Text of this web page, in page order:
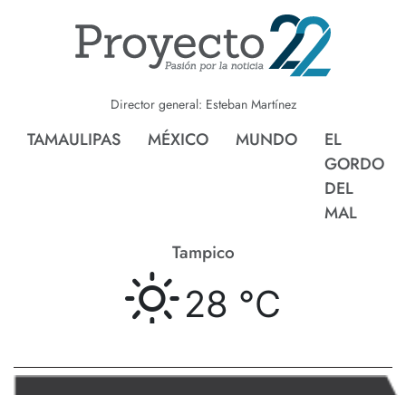
Director general: Esteban Martínez
TAMAULIPAS MÉXICO MUNDO
EL
GORDO
DEL
MAL
Tampico
28 °C